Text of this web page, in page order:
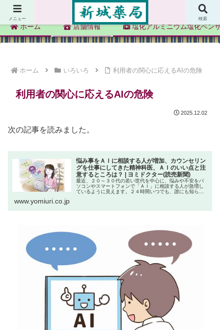
新城薬局
ホーム 店舗情報 塩化アルミニウム塩化ベン
ホーム いろいろ 利用者の関心に応えるAIの危険
利用者の関心に応えるAIの危険
2025.12.02
次の記事を読みました。
悩み事をＡＩに相談する人が増加、カウンセリン
グを仕事にしてきた精神科医、ＡＩのいい点と注
意するところは？ | ヨミドクター(読売新聞)
最近、２０～３０代の若い世代を中心に、悩みや不安をパ
ソコンやスマートフォンで「ＡＩ」に相談する人が急増し
ているように見えます。２４時間いつでも、誰にも知られ
www.yomiuri.co.jp
メニュー 検索